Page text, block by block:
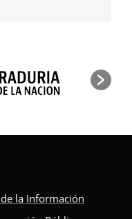
la Información